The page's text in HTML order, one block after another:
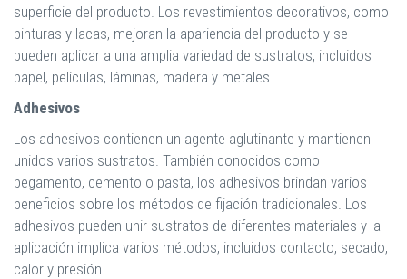
superficie del producto. Los revestimientos decorativos, como
pinturas y lacas, mejoran la apariencia del producto y se
pueden aplicar a una amplia variedad de sustratos, incluidos
papel, películas, láminas, madera y metales.
Adhesivos
Los adhesivos contienen un agente aglutinante y mantienen
unidos varios sustratos. También conocidos como
pegamento, cemento o pasta, los adhesivos brindan varios
beneficios sobre los métodos de fijación tradicionales. Los
adhesivos pueden unir sustratos de diferentes materiales y la
aplicación implica varios métodos, incluidos contacto, secado,
calor y presión.